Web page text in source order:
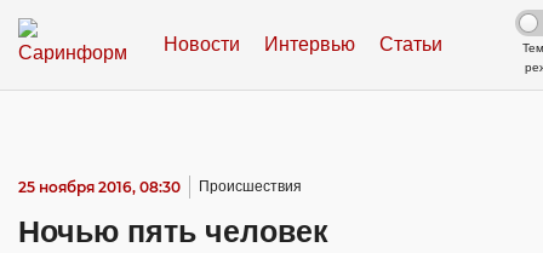
Новости Интервью Статьи
25 ноября 2016, 08:30 Происшествия
Ночью пять человек